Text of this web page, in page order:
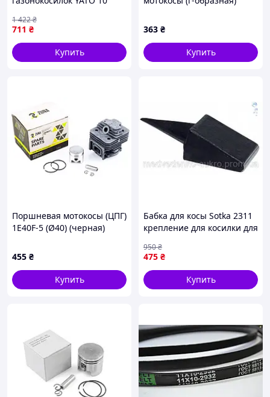
подшипником для замены
и ремонта
711 ₴
1 422₴
Купить
363 ₴
Купить
Поршневая мотокосы (ЦПГ)
1E40F-5 (Ø40) (черная)
455 ₴
Купить
Бабка для косы Sotka 2311
крепление для косилки для
огороде
475 ₴
950₴
Купить